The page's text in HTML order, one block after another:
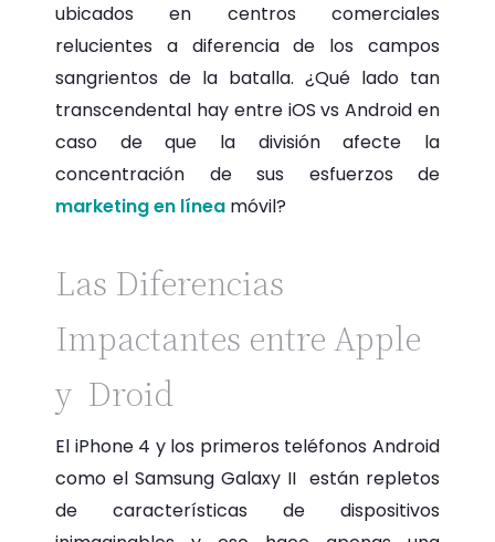
ubicados en centros comerciales
relucientes a diferencia de los campos
sangrientos de la batalla. ¿Qué lado tan
transcendental hay entre iOS vs Android en
caso de que la división afecte la
concentración de sus esfuerzos de
marketing en línea móvil?
Las Diferencias
Impactantes entre Apple
y Droid
El iPhone 4 y los primeros teléfonos Android
como el Samsung Galaxy II están repletos
de características de dispositivos